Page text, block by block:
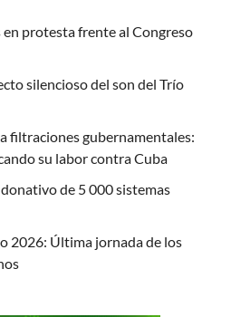
protesta frente al Congreso
silencioso del son del Trío
filtraciones gubernamentales:
su labor contra Cuba
de 5 000 sistemas
2026: Última jornada de los